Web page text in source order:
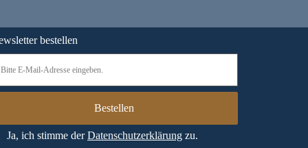
bestellen
Ja, ich stimme derDatenschutzerklärung zu.